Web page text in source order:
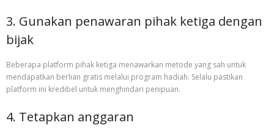
3. Gunakan penawaran pihak ketiga dengan
bijak
Beberapa platform pihak ketiga menawarkan metode yang sah untuk
mendapatkan berlian gratis melalui program hadiah. Selalu pastikan
platform ini kredibel untuk menghindari penipuan.
4. Tetapkan anggaran